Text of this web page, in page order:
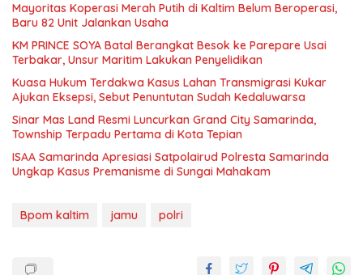
Mayoritas Koperasi Merah Putih di Kaltim Belum Beroperasi,
Baru 82 Unit Jalankan Usaha
KM PRINCE SOYA Batal Berangkat Besok ke Parepare Usai
Terbakar, Unsur Maritim Lakukan Penyelidikan
Kuasa Hukum Terdakwa Kasus Lahan Transmigrasi Kukar
Ajukan Eksepsi, Sebut Penuntutan Sudah Kedaluwarsa
Sinar Mas Land Resmi Luncurkan Grand City Samarinda,
Township Terpadu Pertama di Kota Tepian
ISAA Samarinda Apresiasi Satpolairud Polresta Samarinda
Ungkap Kasus Premanisme di Sungai Mahakam
Bpom kaltim jamu polri